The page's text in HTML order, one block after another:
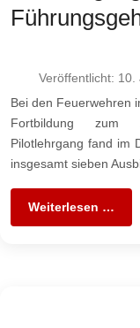
Veröffentlicht: 10.
Bei den Feuerwehren
Fortbildung zum
Pilotlehrgang fand im
insgesamt sieben
Weiterlesen …